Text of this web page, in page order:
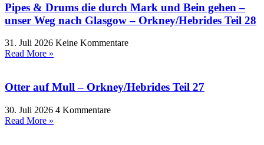
Pipes & Drums die durch Mark und Bein gehen –
unser Weg nach Glasgow – Orkney/Hebrides Teil 28
31. Juli 2026 Keine Kommentare
Read More »
Otter auf Mull – Orkney/Hebrides Teil 27
30. Juli 2026 4 Kommentare
Read More »